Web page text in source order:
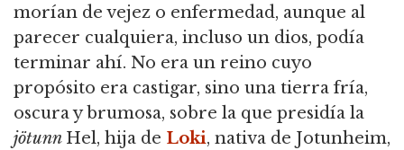
morían de vejez o enfermedad, aunque al
parecer cualquiera, incluso un dios, podía
terminar ahí. No era un reino cuyo
propósito era castigar, sino una tierra fría,
oscura y brumosa, sobre la que presidía la
jötunn Hel, hija de Loki, nativa de Jotunheim,